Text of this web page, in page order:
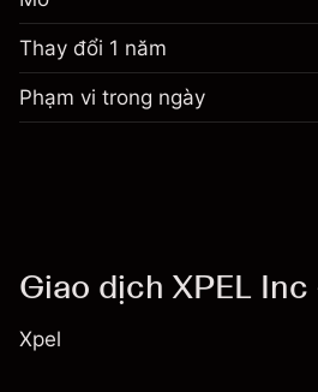
Thay đổi 1 năm
Phạm vi trong ngày
Giao dịch XPEL Inc
Xpel